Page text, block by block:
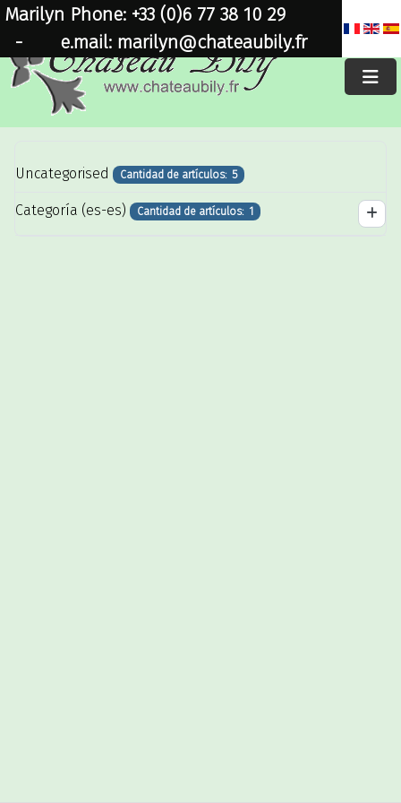
Marilyn Phone: +33 (0)6 77 38 10 29
- e.mail: marilyn@chateaubily.fr ×
Uncategorised Cantidad de artículos: 5
Categoría (es-es) Cantidad de artículos: 1